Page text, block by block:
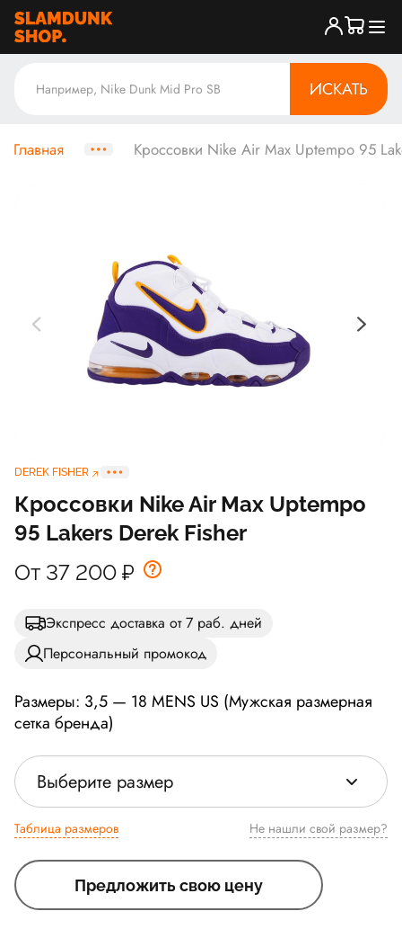
ИСКАТЬ
Главная Кроссовки Nike Air Max Uptempo 95
DEREK FISHER
Кроссовки Nike Air Max Uptempo
95 Lakers Derek Fisher
От 37 200 ₽
Экспресс доставка от 7 раб. дней
Персональный промокод
Размеры: 3,5 — 18 MENS US (Мужская размерная
сетка бренда)
Выберите размер
Таблица размеров Не нашли свой размер?
Предложить свою цену